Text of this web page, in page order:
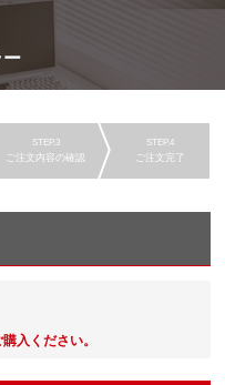
ー
ご注文内容の確認 ご注文完了
入ください。